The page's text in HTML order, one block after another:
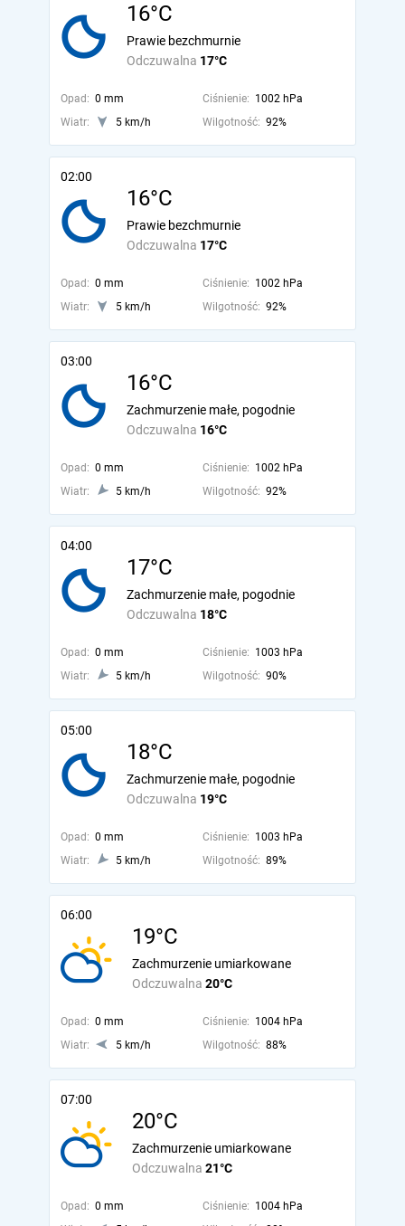
16°C
Odczuwalna 17°C
Prawie bezchmurnie
Opad: 0 mm Ciśnienie: 1002 hPa
Wiatr:
5 km/h Wilgotność: 92%
02:00
16°C
Odczuwalna 17°C
Prawie bezchmurnie
Opad: 0 mm Ciśnienie: 1002 hPa
Wiatr:
5 km/h Wilgotność: 92%
03:00
16°C
Odczuwalna 16°C
Zachmurzenie małe, pogodnie
Opad: 0 mm Ciśnienie: 1002 hPa
Wiatr:
5 km/h Wilgotność: 92%
04:00
17°C
Odczuwalna 18°C
Zachmurzenie małe, pogodnie
Opad: 0 mm Ciśnienie: 1003 hPa
Wiatr:
5 km/h Wilgotność: 90%
05:00
18°C
Odczuwalna 19°C
Zachmurzenie małe, pogodnie
Opad: 0 mm Ciśnienie: 1003 hPa
Wiatr:
5 km/h Wilgotność: 89%
06:00
19°C
Odczuwalna 20°C
Zachmurzenie umiarkowane
Opad: 0 mm Ciśnienie: 1004 hPa
Wiatr:
5 km/h Wilgotność: 88%
07:00
20°C
Odczuwalna 21°C
Zachmurzenie umiarkowane
Opad: 0 mm Ciśnienie: 1004 hPa